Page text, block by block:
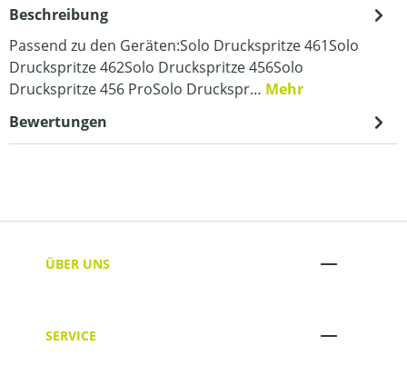
Beschreibung
Passend zu den Geräten:Solo Druckspritze 461Solo
Druckspritze 462Solo Druckspritze 456Solo
Druckspritze 456 ProSolo Druckspr… Mehr
Bewertungen
ÜBER UNS
SERVICE